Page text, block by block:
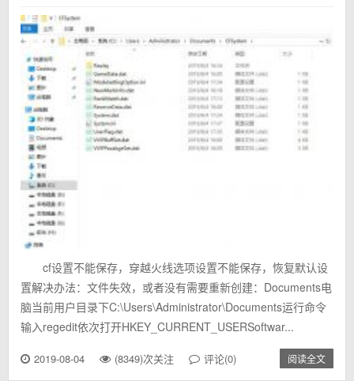
cf设置不能保存，穿越火线选项设置不能保存，恢复默认设
置解决办法：文件失效，或者没有需要重新创建：Documents电
脑当前用户目录下C:\Users\Administrator\Documents运行命令
输入regedit依次打开HKEY_CURRENT_USERSoftwar...
2019-08-04 (8349)次关注 评论(0) 阅读全文